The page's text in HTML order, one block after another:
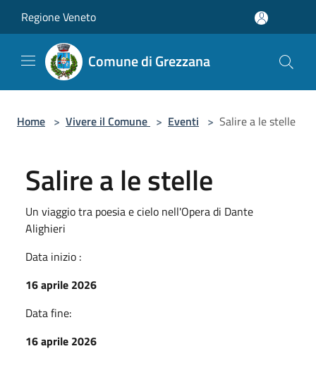
Regione Veneto
Comune di Grezzana
Home > Vivere il Comune > Eventi > Salire a le stelle
Salire a le stelle
Un viaggio tra poesia e cielo nell'Opera di Dante
Alighieri
Data inizio :
16 aprile 2026
Data fine:
16 aprile 2026